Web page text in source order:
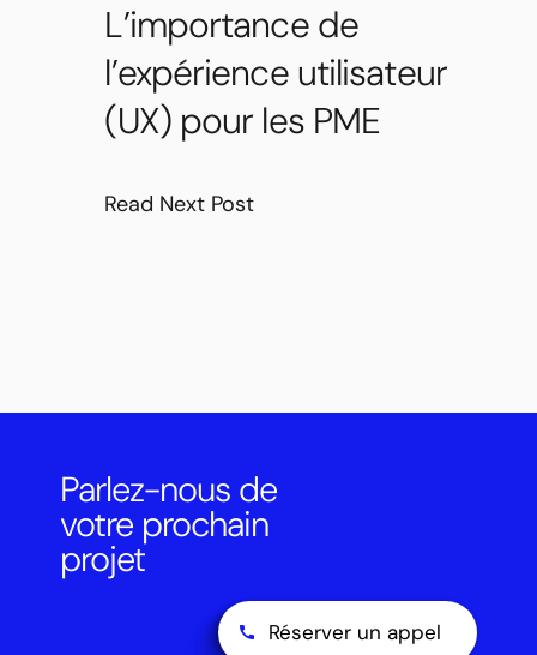
L’importance de
l’expérience utilisateur
(UX) pour les PME
Read Next Post
Parlez-nous de
votre prochain
projet
Réserver un appel